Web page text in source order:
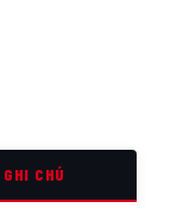
GHI CHÚ